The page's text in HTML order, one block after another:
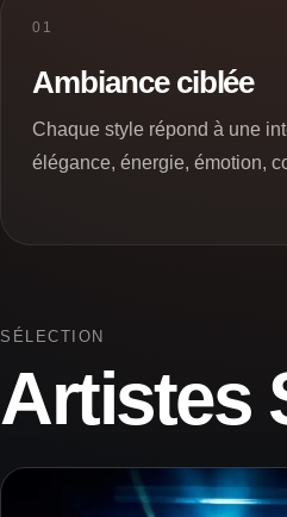
01
Ambiance ciblée
Chaque style répond à une
élégance, énergie, émotion,
SÉLECTION
Artistes